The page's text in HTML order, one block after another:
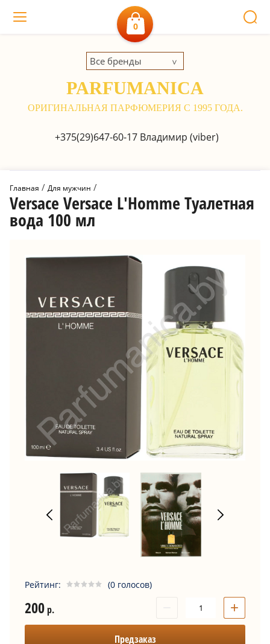
0
+375(29)647-60-17Владимир (viber)
Все бренды
PARFUMANICA
ОРИГИНАЛЬНАЯ ПАРФЮМЕРИЯ С 1995 ГОДА.
Главная / Для мужчин /
Versace Versace L'Homme Туалетная
вода 100 мл
Рейтинг: (0 голосов)
200р. +
Предзаказ